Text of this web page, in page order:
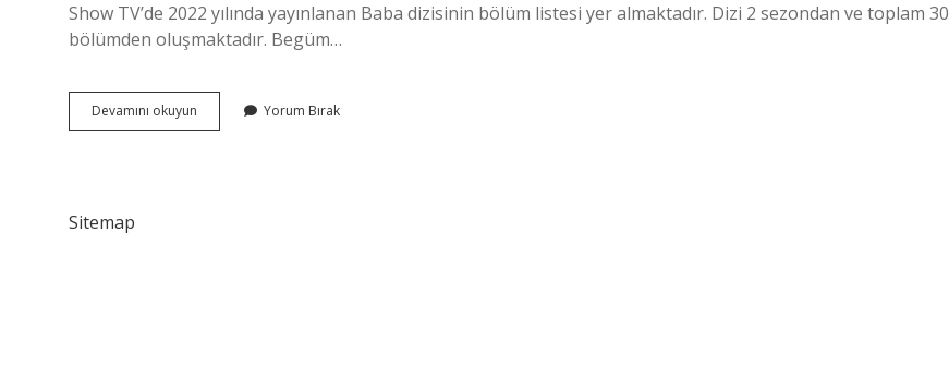
Show TV’de 2022 yılında yayınlanan Baba dizisinin bölüm listesi yer almaktadır. Dizi 2 sezondan ve toplam 30
bölümden oluşmaktadır. Begüm…
Devamını okuyun
Dizisi
Yorum Bırak
Sitemap